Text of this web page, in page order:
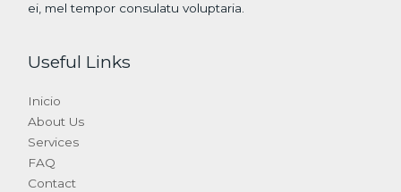
ei, mel tempor consulatu voluptaria.
Useful Links
Inicio
About Us
Services
FAQ
Contact